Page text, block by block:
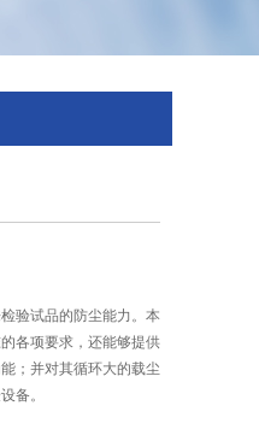
验试品的防尘能力。本
各项要求，还能够提供
；并对其循环大的载尘
备。